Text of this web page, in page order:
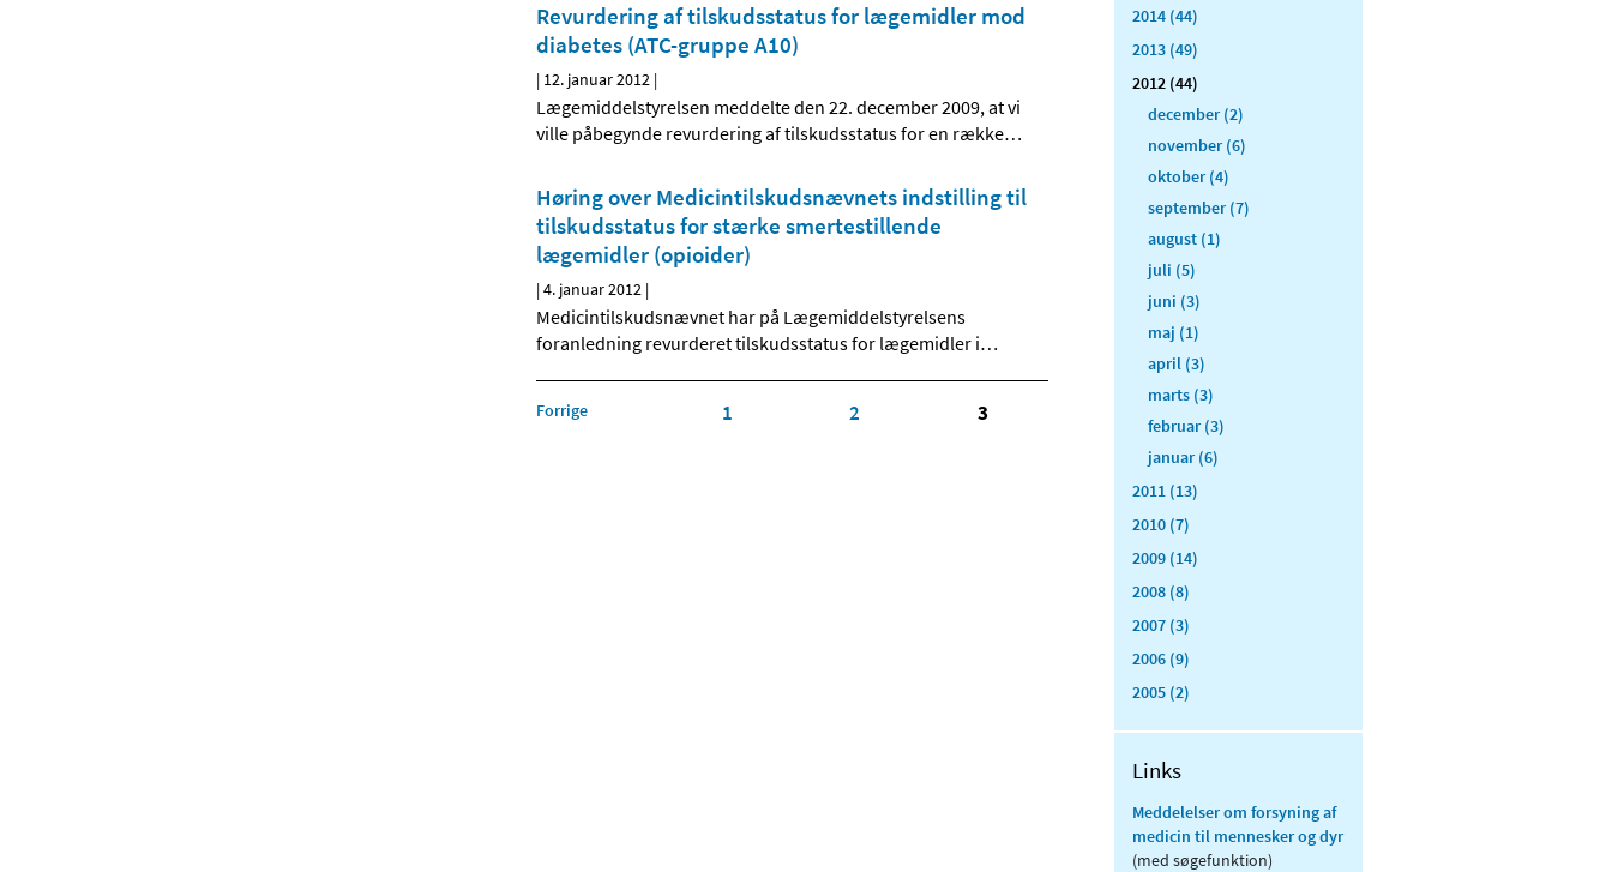
Revurdering af tilskudsstatus for lægemidler mod
diabetes (ATC-gruppe A10)
| 12. januar 2012 |
Lægemiddelstyrelsen meddelte den 22. december 2009, at vi
ville påbegynde revurdering af tilskudsstatus for en række…
Høring over Medicintilskudsnævnets indstilling til
tilskudsstatus for stærke smertestillende
lægemidler (opioider)
|4. januar 2012 |
Medicintilskudsnævnet har på Lægemiddelstyrelsens
foranledning revurderet tilskudsstatus for lægemidler i…
Forrige 1 2 3
2014 (44)
2013 (49)
2012 (44)
december (2)
november (6)
oktober (4)
september (7)
august (1)
juli (5)
juni (3)
maj (1)
april (3)
marts (3)
februar (3)
januar (6)
2011 (13)
2010 (7)
2009 (14)
2008 (8)
2007 (3)
2006 (9)
2005 (2)
Links
Meddelelser om forsyning af
medicin til mennesker og dyr
(med søgefunktion)